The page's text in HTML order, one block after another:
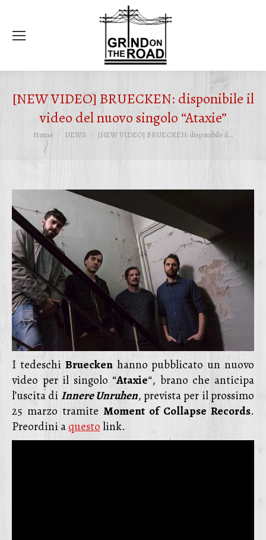
[NEW VIDEO] BRUECKEN: disponibile il
video del nuovo singolo “Ataxie”
Tu sei qui:
Home NEWS [NEW VIDEO] BRUECKEN: disponibile il…
I tedeschi Brueckenhanno pubblicato un nuovo
video per il singolo “Ataxie“, brano che anticipa
l’uscita di Innere Unruhen, prevista per il prossimo
25 marzo tramite Moment of Collapse Records.
Preordini aquestolink.